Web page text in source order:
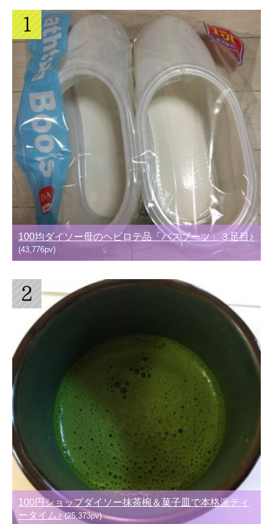
100均ダイソー母のヘビロテ品「バスブーツ」３足目♪
(43,776pv)
100円ショップダイソー抹茶椀＆菓子皿で本格派ティ
ータイム♪ (25,373pv)